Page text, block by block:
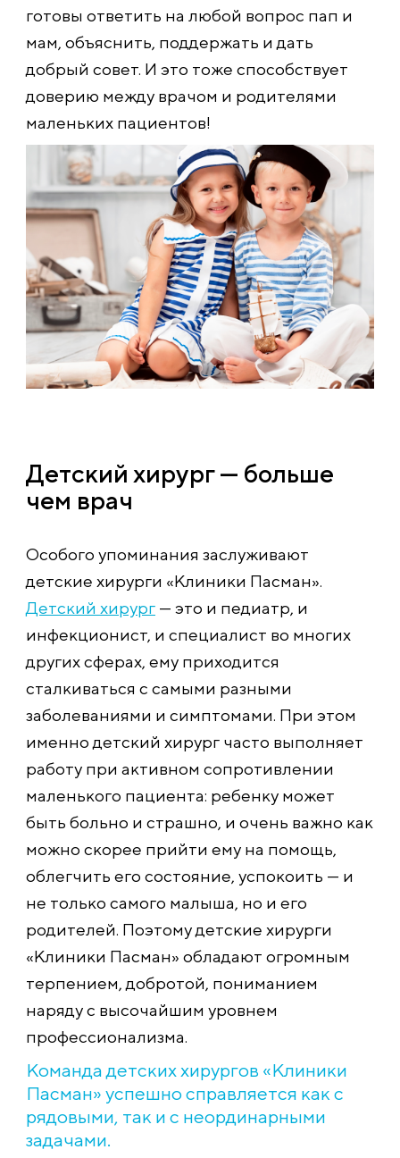
готовы ответить на любой вопрос пап и
мам, объяснить, поддержать и дать
добрый совет. И это тоже способствует
доверию между врачом и родителями
маленьких пациентов!
Детский хирург — больше
чем врач
Особого упоминания заслуживают
детские хирурги «Клиники Пасман».
Детский хирург — это и педиатр, и
инфекционист, и специалист во многих
других сферах, ему приходится
сталкиваться с самыми разными
заболеваниями и симптомами. При этом
именно детский хирург часто выполняет
работу при активном сопротивлении
маленького пациента: ребенку может
быть больно и страшно, и очень важно как
можно скорее прийти ему на помощь,
облегчить его состояние, успокоить — и
не только самого малыша, но и его
родителей. Поэтому детские хирурги
«Клиники Пасман» обладают огромным
терпением, добротой, пониманием
наряду с высочайшим уровнем
профессионализма.
Команда детских хирургов «Клиники
Пасман» успешно справляется как с
рядовыми, так и с неординарными
задачами.